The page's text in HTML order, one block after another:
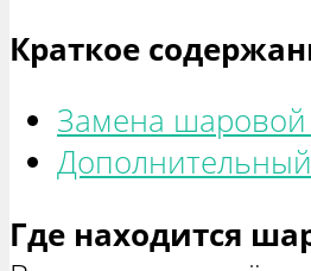
Краткое
Замена
Где находится